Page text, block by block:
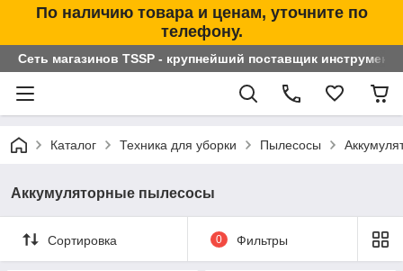
По наличию товара и ценам, уточните по
телефону.
Сеть магазинов TSSP - крупнейший поставщик
Каталог Техника для уборки Пылесосы
Аккумуляторные пылесосы
Сортировка 0 Фильтры